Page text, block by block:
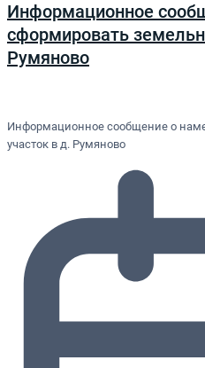
Информационное
сформировать
Румяново
Информационное сообщение о
участок в д. Румяново